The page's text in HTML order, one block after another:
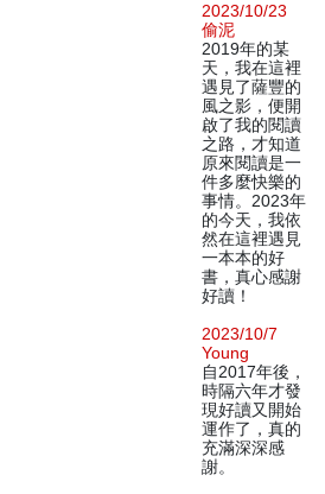
2023/10/23
偷泥
2019年的某
天，我在這裡
遇見了薩豐的
風之影，便開
啟了我的閱讀
之路，才知道
原來閱讀是一
件多麼快樂的
事情。2023年
的今天，我依
然在這裡遇見
一本本的好
書，真心感謝
好讀！
2023/10/7
Young
自2017年後，
時隔六年才發
現好讀又開始
運作了，真的
充滿深深感
謝。